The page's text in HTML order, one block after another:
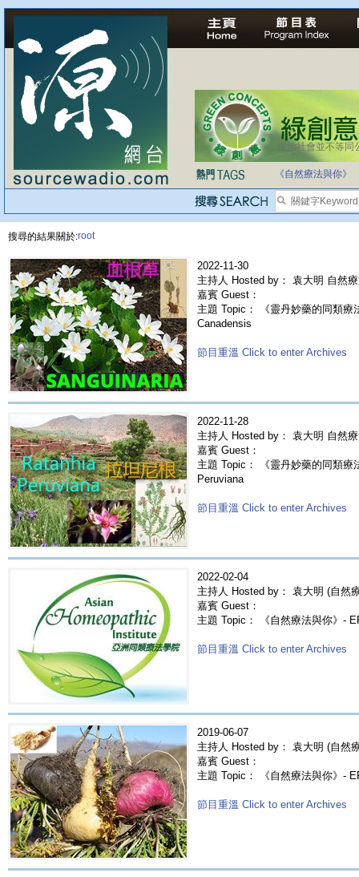
法治社會並不等同
自家教育合法化-
《自然療法與你》
搜尋的結果關於:root
2022-11-30
主持人 Hosted by： 袁大明 自然
嘉賓 Guest：
主題 Topic： 《靈丹妙藥的同類
Canadensis
節目重溫 Click to enter Archives
2022-11-28
主持人 Hosted by： 袁大明 自然
嘉賓 Guest：
主題 Topic： 《靈丹妙藥的同類
Peruviana
節目重溫 Click to enter Archives
2022-02-04
主持人 Hosted by： 袁大明 (自然
嘉賓 Guest：
主題 Topic： 《自然療法與你》-
節目重溫 Click to enter Archives
2019-06-07
主持人 Hosted by： 袁大明 (自然
嘉賓 Guest：
主題 Topic： 《自然療法與你》-
節目重溫 Click to enter Archives